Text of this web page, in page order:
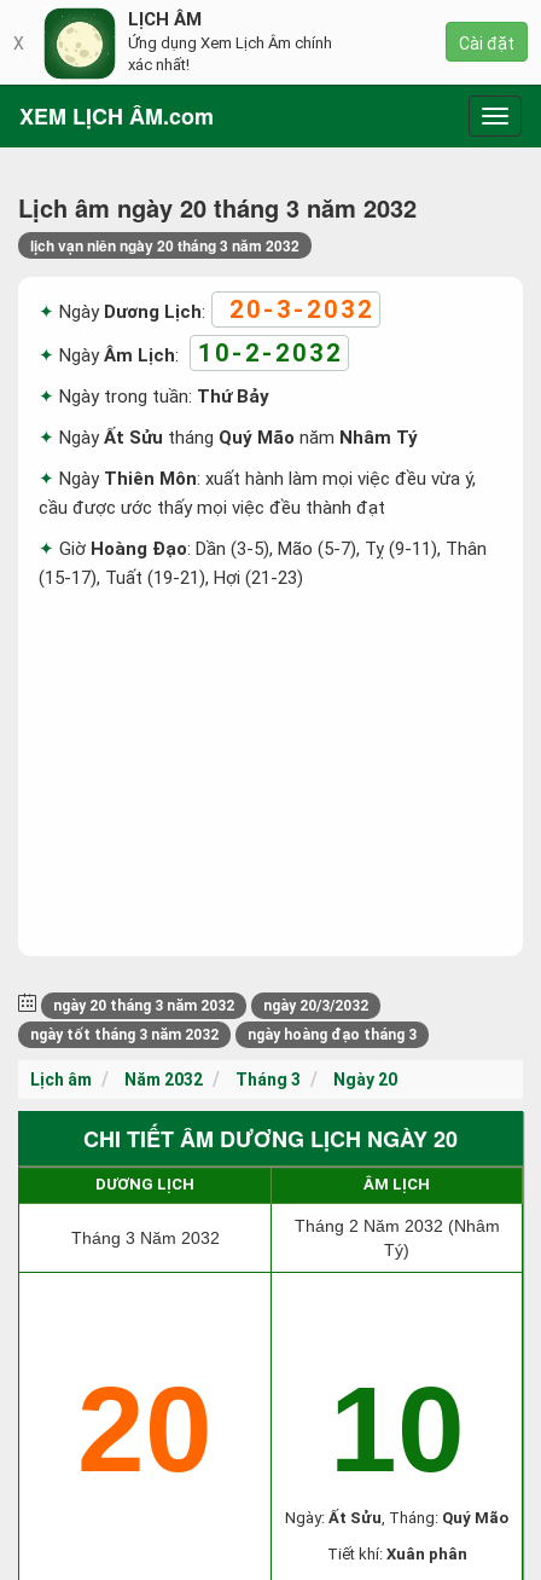
XEM LỊCH ÂM.com
Lịch âm ngày 20 tháng 3 năm 2032
lịch vạn niên ngày 20 tháng 3 năm 2032
Ngày Dương Lịch: 20-3-2032
NgàyÂm Lịch: 10-2-2032
Ngày trong tuần: Thứ Bảy
NgàyẤt Sửu tháng Quý Mão năm Nhâm Tý
Ngày Thiên Môn: xuất hành làm mọi việc đều vừa ý,
cầu được ước thấy mọi việc đều thành đạt
Giờ Hoàng Đạo: Dần (3-5), Mão (5-7), Tỵ (9-11), Thân
(15-17), Tuất (19-21), Hợi (21-23)
ngày 20 tháng 3 năm 2032
ngày 20/3/2032
ngày tốt tháng 3 năm 2032
ngày hoàng đạo tháng 3
Lịch âm Năm 2032 Tháng 3 Ngày 20
CHI TIẾT ÂM DƯƠNG LỊCH NGÀY 20
DƯƠNG LỊCH ÂM LỊCH
Tháng 3 Năm 2032
Tháng 2 Năm 2032 (Nhâm
Tý)
20 10
Ngày: Ất Sửu, Tháng: Quý Mão
Tiết khí: Xuân phân
X
LỊCH ÂM
Ứng dụng Xem Lịch Âm chính
xác nhất!
Cài đặt